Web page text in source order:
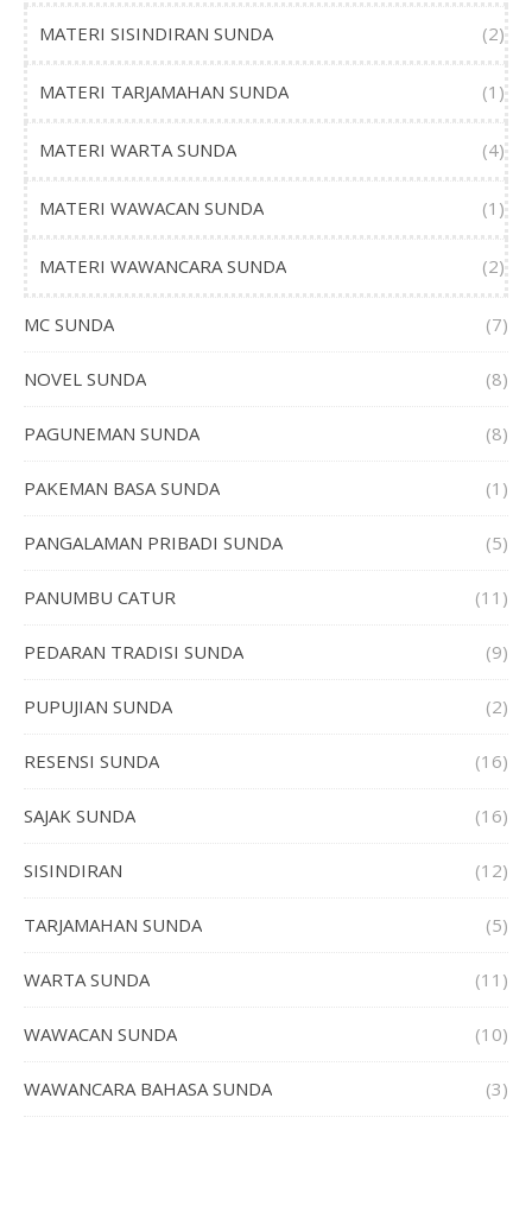
MATERI SISINDIRAN SUNDA (2)
MATERI TARJAMAHAN SUNDA (1)
MATERI WARTA SUNDA (4)
MATERI WAWACAN SUNDA (1)
MATERI WAWANCARA SUNDA (2)
MC SUNDA (7)
NOVEL SUNDA (8)
PAGUNEMAN SUNDA (8)
PAKEMAN BASA SUNDA (1)
PANGALAMAN PRIBADI SUNDA (5)
PANUMBU CATUR (11)
PEDARAN TRADISI SUNDA (9)
PUPUJIAN SUNDA (2)
RESENSI SUNDA (16)
SAJAK SUNDA (16)
SISINDIRAN (12)
TARJAMAHAN SUNDA (5)
WARTA SUNDA (11)
WAWACAN SUNDA (10)
WAWANCARA BAHASA SUNDA (3)